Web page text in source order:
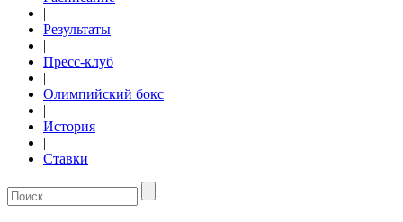
|
Результаты
|
Пресс-клуб
|
Олимпийский бокс
|
История
|
Ставки